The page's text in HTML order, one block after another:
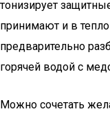
тонизирует
принимают и в
предварительно
горячей водой с
Можно сочетать